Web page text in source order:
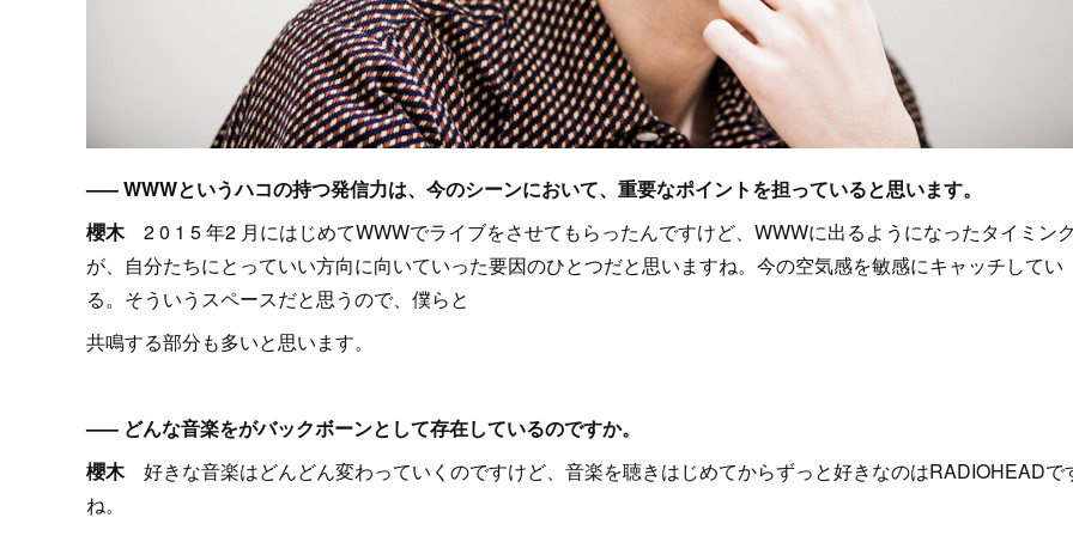
––– WWWというハコの持つ発信力は、今のシーンにおいて、重要なポイントを担っていると思います。
櫻木2 0 1 5 年2 月にはじめてWWWでライブをさせてもらったんですけど、WWWに出るようになったタイミン
が、自分たちにとっていい方向に向いていった要因のひとつだと思いますね。今の空気感を敏感にキャッチしてい
る。そういうスペースだと思うので、僕らと
共鳴する部分も多いと思います。
––– どんな音楽をがバックボーンとして存在しているのですか。
櫻木好きな音楽はどんどん変わっていくのですけど、音楽を聴きはじめてからずっと好きなのはRADIOHEADで
ね。